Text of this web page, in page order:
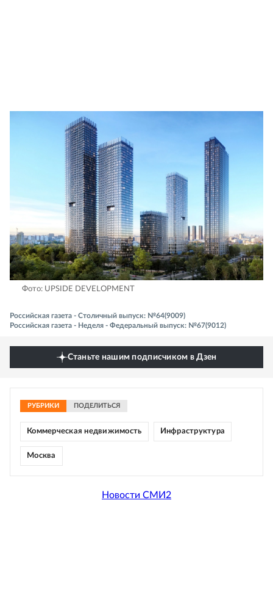
Фото: UPSIDE DEVELOPMENT
Российская газета - Столичный выпуск: №64(9009)
Российская газета - Неделя - Федеральный выпуск: №67(9012)
Станьте нашим подписчиком в Дзен
РУБРИКИ ПОДЕЛИТЬСЯ
Коммерческая недвижимость Инфраструктура
Москва
Новости СМИ2